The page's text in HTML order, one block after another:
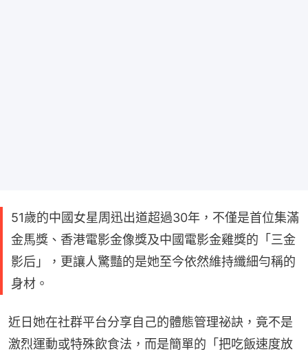
51歲的中國女星周迅出道超過30年，不僅是首位集滿
金馬獎、香港電影金像獎及中國電影金雞獎的「三金
影后」，更讓人驚豔的是她至今依然維持纖細勻稱的
身材。
近日她在社群平台分享自己的體態管理祕訣，竟不是
激烈運動或特殊飲食法，而是簡單的「把吃飯速度放